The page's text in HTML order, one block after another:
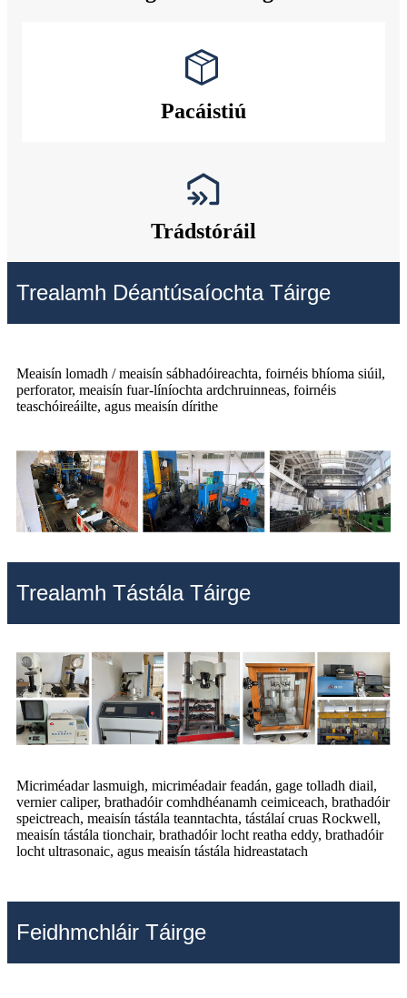
Pacáistiú
Trádstóráil
Trealamh Déantúsaíochta Táirge
Meaisín lomadh / meaisín sábhadóireachta, foirnéis bhíoma siúil,
perforator, meaisín fuar-líníochta ardchruinneas, foirnéis
teaschóireáilte, agus meaisín dírithe
Trealamh Tástála Táirge
Micriméadar lasmuigh, micriméadair feadán, gage tolladh diail,
vernier caliper, brathadóir comhdhéanamh ceimiceach, brathadóir
speictreach, meaisín tástála teanntachta, tástálaí cruas Rockwell,
meaisín tástála tionchair, brathadóir locht reatha eddy, brathadóir
locht ultrasonaic, agus meaisín tástála hidreastatach
Feidhmchláir Táirge